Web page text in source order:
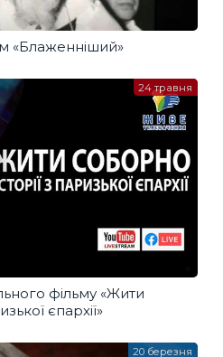
«Блаженніший»
фільму «Жити
єпархії»
24 травня
20 березня